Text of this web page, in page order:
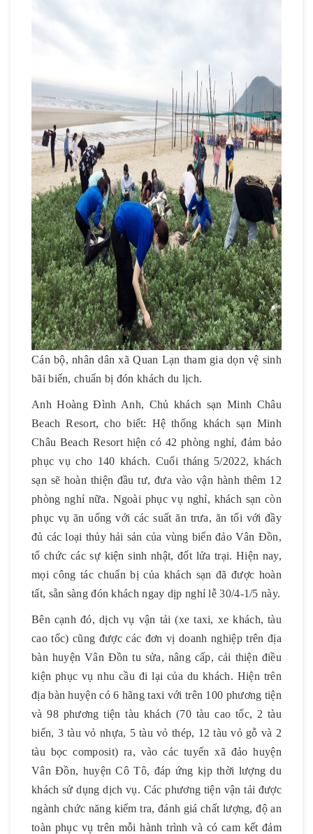
Cán bộ, nhân dân xã Quan Lạn tham gia dọn vệ sinh
bãi biển, chuẩn bị đón khách du lịch.
Anh Hoàng Đình Anh, Chủ khách sạn Minh Châu
Beach Resort, cho biết: Hệ thống khách sạn Minh
Châu Beach Resort hiện có 42 phòng nghỉ, đảm bảo
phục vụ cho 140 khách. Cuối tháng 5/2022, khách
sạn sẽ hoàn thiện đầu tư, đưa vào vận hành thêm 12
phòng nghỉ nữa. Ngoài phục vụ nghỉ, khách sạn còn
phục vụ ăn uống với các suất ăn trưa, ăn tối với đầy
đủ các loại thủy hải sản của vùng biển đảo Vân Đồn,
tổ chức các sự kiện sinh nhật, đốt lửa trại. Hiện nay,
mọi công tác chuẩn bị của khách sạn đã được hoàn
tất, sẵn sàng đón khách ngay dịp nghỉ lễ 30/4-1/5 này.
Bên cạnh đó, dịch vụ vận tải (xe taxi, xe khách, tàu
cao tốc) cũng được các đơn vị doanh nghiệp trên địa
bàn huyện Vân Đồn tu sửa, nâng cấp, cải thiện điều
kiện phục vụ nhu cầu đi lại của du khách. Hiện trên
địa bàn huyện có 6 hãng taxi với trên 100 phương tiện
và 98 phương tiện tàu khách (70 tàu cao tốc, 2 tàu
biển, 3 tàu vỏ nhựa, 5 tàu vỏ thép, 12 tàu vỏ gỗ và 2
tàu bọc composit) ra, vào các tuyến xã đảo huyện
Vân Đồn, huyện Cô Tô, đáp ứng kịp thời lượng du
khách sử dụng dịch vụ. Các phương tiện vận tải được
ngành chức năng kiểm tra, đánh giá chất lượng, độ an
toàn phục vụ trên mỗi hành trình và có cam kết đảm